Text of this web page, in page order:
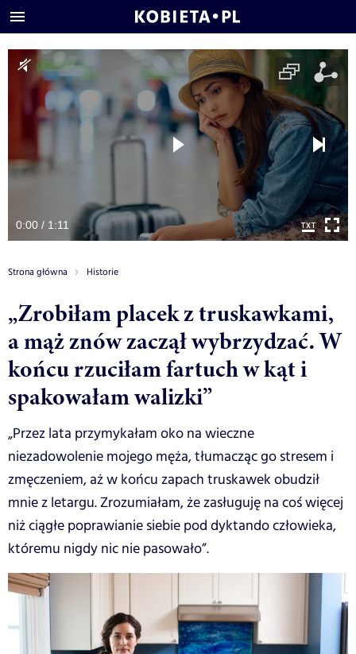
0:00 / 1:11
Strona główna Historie
„Zrobiłam placek z truskawkami,
a mąż znów zaczął wybrzydzać. W
końcu rzuciłam fartuch w kąt i
spakowałam walizki”
„Przez lata przymykałam oko na wieczne
niezadowolenie mojego męża, tłumacząc go stresem i
zmęczeniem, aż w końcu zapach truskawek obudził
mnie z letargu. Zrozumiałam, że zasługuję na coś więcej
niż ciągłe poprawianie siebie pod dyktando człowieka,
któremu nigdy nic nie pasowało”.